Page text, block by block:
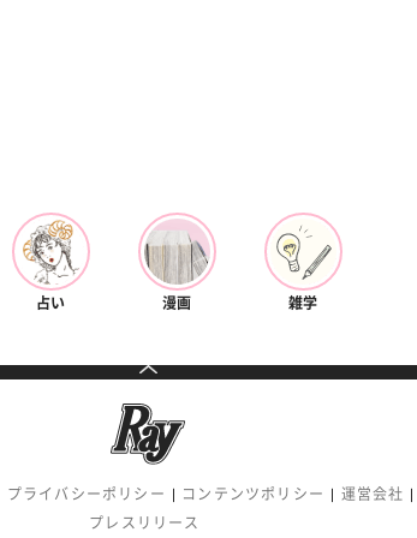
占い 漫画 雑学
プライバシーポリシー コンテンツポリシー 運営会社
プレスリリース